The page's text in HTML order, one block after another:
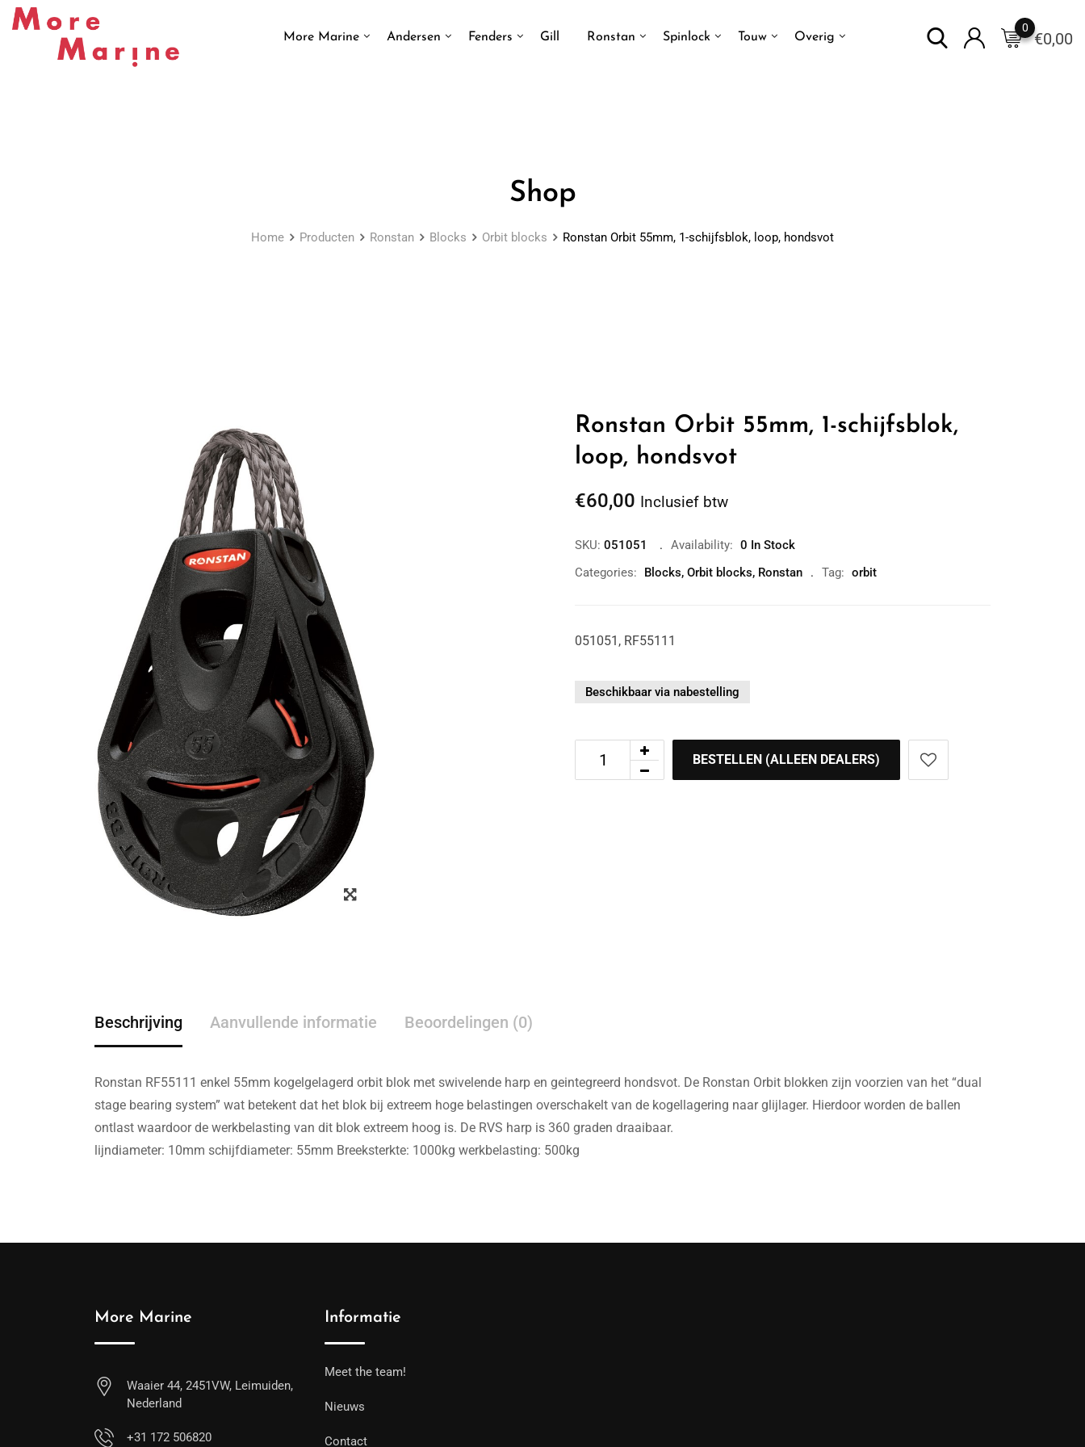
Skip
More Marine Andersen Fenders Gill Ronstan Spinlock Touw Overig €0,00
0
Shop
Home Producten Ronstan Blocks Orbit blocks Ronstan Orbit 55mm, 1-schijfsblok, loop, hondsvot
Zoom
Ronstan Orbit 55mm, 1-schijfsblok,
loop, hondsvot
€60,00 Inclusief btw
SKU: 051051 Availability: 0 In Stock
Categories:
Blocks, Orbit blocks, Ronstan Tag: orbit
051051, RF55111
Beschikbaar via nabestelling
BESTELLEN (ALLEEN DEALERS)
Beschrijving Aanvullende informatie Beoordelingen (0)
Ronstan RF55111 enkel 55mm kogelgelagerd orbit blok met swivelende harp en geintegreerd hondsvot. De Ronstan Orbit blokken zijn voorzien van het “dual
stage bearing system” wat betekent dat het blok bij extreem hoge belastingen overschakelt van de kogellagering naar glijlager. Hierdoor worden de ballen
ontlast waardoor de werkbelasting van dit blok extreem hoog is. De RVS harp is 360 graden draaibaar.
lijndiameter: 10mm schijfdiameter: 55mm Breeksterkte: 1000kg werkbelasting: 500kg
More Marine
Waaier 44, 2451VW, Leimuiden,
Nederland
+31 172 506820
Informatie
Meet the team!
Nieuws
Contact